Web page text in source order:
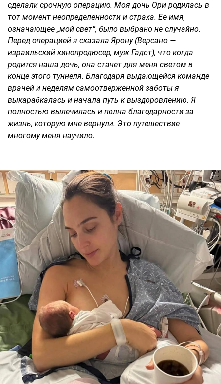
сделали срочную операцию. Моя дочь Ори родилась в
тот момент неопределенности и страха. Ее имя,
означающее „мой свет“, было выбрано не случайно.
Перед операцией я сказала Ярону (Версано —
израильский кинопродюсер, муж Гадот), что когда
родится наша дочь, она станет для меня светом в
конце этого туннеля. Благодаря выдающейся команде
врачей и неделям самоотверженной заботы я
выкарабкалась и начала путь к выздоровлению. Я
полностью вылечилась и полна благодарности за
жизнь, которую мне вернули. Это путешествие
многому меня научило.